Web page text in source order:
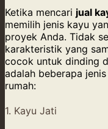
Ketika mencari jual
memilih jenis kayu
proyek Anda. Tidak
karakteristik yang
cocok untuk dinding
adalah beberapa
rumah:
1. Kayu Jati